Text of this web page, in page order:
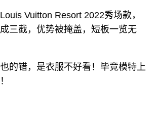
Vuitton Resort 2022秀场款，
三截，优势被掩盖，短板一览无
的错，是衣服不好看！毕竟模特上